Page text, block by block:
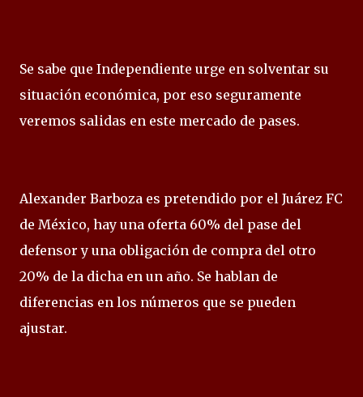
Se sabe que Independiente urge en solventar su
situación económica, por eso seguramente
veremos salidas en este mercado de pases.
Alexander Barboza es pretendido por el Juárez FC
de México, hay una oferta 60% del pase del
defensor y una obligación de compra del otro
20% de la dicha en un año. Se hablan de
diferencias en los números que se pueden
ajustar.